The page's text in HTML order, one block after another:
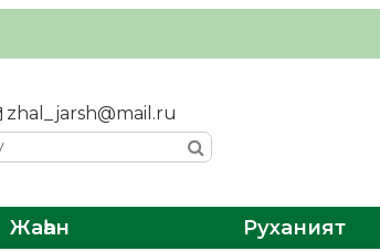
zhal_jarsh@mail.ru
Жаһан Руханият